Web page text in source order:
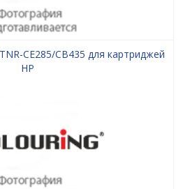
CE285/CB435 для картриджей
HP